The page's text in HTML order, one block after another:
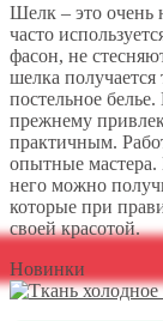
Шелк – это очень
часто
фасон, не
шелка
постельное
прежнему
практичным.
опытные мастера.
него можно
которые при
своей красотой.
Новинки